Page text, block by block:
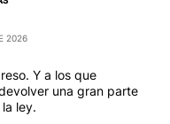
2026
Y a los que
una gran parte
ley.